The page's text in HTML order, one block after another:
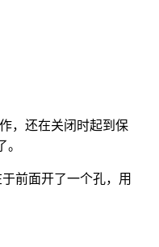
，还在关闭时起到保
前面开了一个孔，用